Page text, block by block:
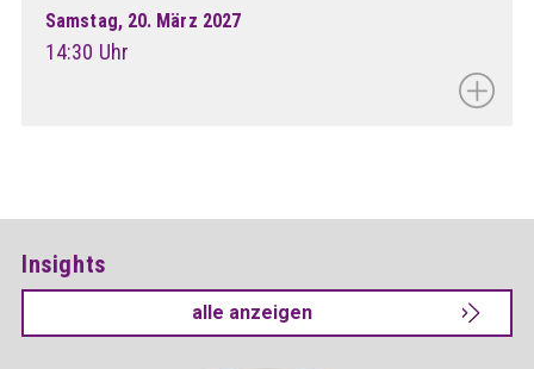
Samstag, 20. März 2027
14:30 Uhr
Insights
alle anzeigen